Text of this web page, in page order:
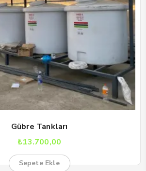
Gübre Tankları
₺13.700,00
Sepete Ekle